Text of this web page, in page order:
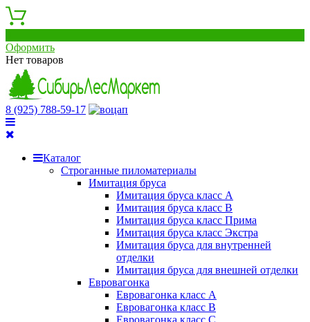
Оформить
Нет товаров
8 (925) 788-59-17
Каталог
Строганные пиломатериалы
Имитация бруса
Имитация бруса класс А
Имитация бруса класс B
Имитация бруса класс Прима
Имитация бруса класс Экстра
Имитация бруса для внутренней
отделки
Имитация бруса для внешней отделки
Евровагонка
Евровагонка класс А
Евровагонка класс B
Евровагонка класс C